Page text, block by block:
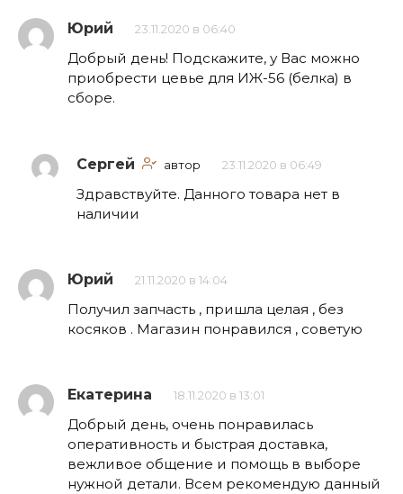
Юрий 23.11.2020 в 06:40
Добрый день! Подскажите, у Вас можно
приобрести цевье для ИЖ-56 (белка) в
сборе.
Сергей автор 23.11.2020 в 06:49
Здравствуйте. Данного товара нет в
наличии
Юрий 21.11.2020 в 14:04
Получил запчасть , пришла целая , без
косяков . Магазин понравился , советую
Екатерина 18.11.2020 в 13:01
Добрый день, очень понравилась
оперативность и быстрая доставка,
вежливое общение и помощь в выборе
нужной детали. Всем рекомендую данный